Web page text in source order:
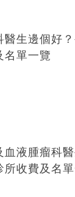
生邊個好
名單一覽
血液腫瘤科
所收費及名